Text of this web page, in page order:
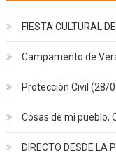
FIESTA CULTURAL
Campamento de
Protección Civil (28/
Cosas de mi pueblo,
DIRECTO DESDE